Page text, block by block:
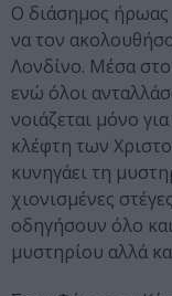
Ο διάσημος
να τον
Λονδίνο. Μέσα
ενώ όλοι
νοιάζεται μόνο
κλέφτη των
κυνηγάει τη
χιονισμένες
οδηγήσουν όλο
μυστηρίου αλλά